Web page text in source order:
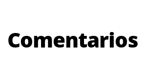
Comentarios